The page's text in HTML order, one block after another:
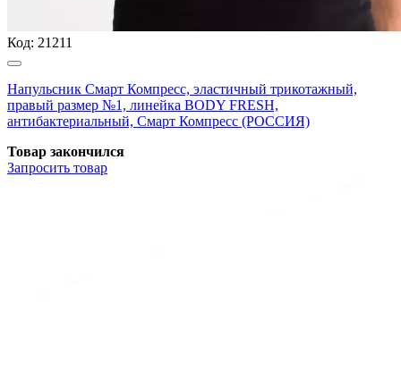
Код: 21211
Напульсник Смарт Компресс, эластичный трикотажный,
правый размер №1, линейка BODY FRESH,
антибактериальный, Смарт Компресс (РОССИЯ)
Товар закончился
Запросить товар